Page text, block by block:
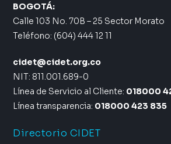
BOGOTÁ:
Calle 103 No. 70B – 25 Sector Morato
Teléfono: (604) 444 12 11
cidet@cidet.org.co
NIT: 811.001.689-0
Línea de Servicio al Cliente: 018000
Línea transparencia: 018000 423 835
Directorio CIDET